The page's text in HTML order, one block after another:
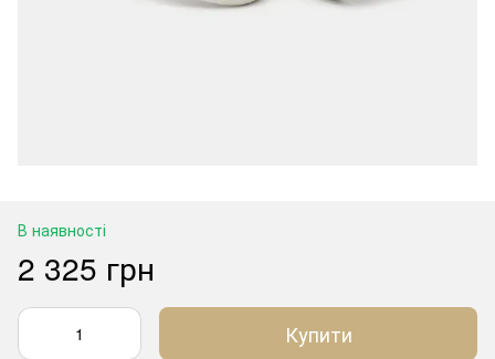
В наявності
2 325 грн
Купити